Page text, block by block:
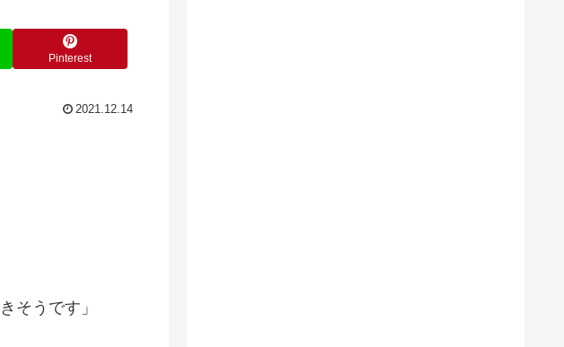
Pinterest
2021.12.14
そうです」